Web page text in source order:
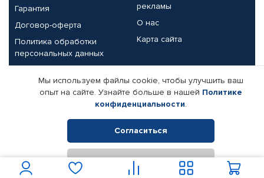
Гарантия
Договор-оферта
Политика обработки
персональных данных
рекламы
О нас
Карта сайта
Партнерам
Корпоративным клиентам
Поставщикам
Реквизиты компании
© КАМАЗ ЦЕНТР ДОНЕЦК, 2015-2026. Все права защищены.
Интернет-магазин автомобильных товаров Автопрофи.
Мы используем файлы cookie, чтобы улучшить ваш
опыт на сайте. Узнайте больше в нашей Политике
конфиденциальности.
Согласиться
Отклонить